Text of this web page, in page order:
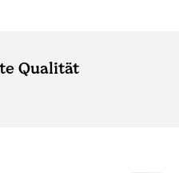
Qualität